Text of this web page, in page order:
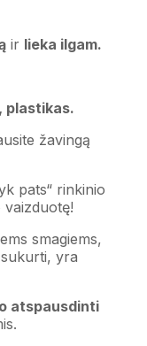
ir lieka ilgam.
plastikas.
žavingą
pats“ rinkinio
vaizduotę!
smagiems,
sukurti, yra
atspausdinti